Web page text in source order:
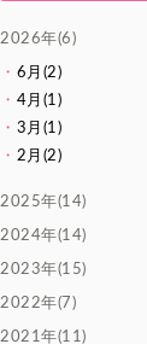
2026年(6)
6月(2)
4月(1)
3月(1)
2月(2)
2025年(14)
2024年(14)
2023年(15)
2022年(7)
2021年(11)